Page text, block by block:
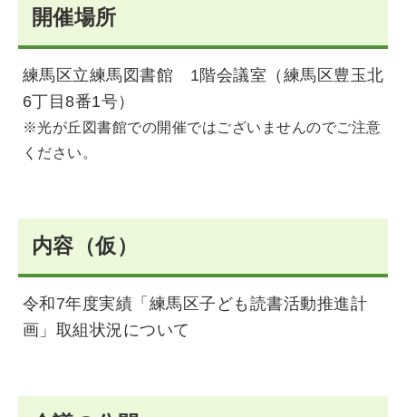
開催場所
練馬区立練馬図書館 1階会議室（練馬区豊玉北
6丁目8番1号）
※光が丘図書館での開催ではございませんのでご注意
ください。
内容（仮）
令和7年度実績「練馬区子ども読書活動推進計
画」取組状況について